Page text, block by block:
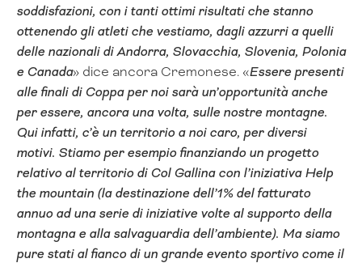
soddisfazioni, con i tanti ottimi risultati che stanno
ottenendo gli atleti che vestiamo, dagli azzurri a quelli
delle nazionali di Andorra, Slovacchia, Slovenia, Polonia
e Canada» dice ancora Cremonese. «Essere presenti
alle finali di Coppa per noi sarà un’opportunità anche
per essere, ancora una volta, sulle nostre montagne.
Qui infatti, c’è un territorio a noi caro, per diversi
motivi. Stiamo per esempio finanziando un progetto
relativo al territorio di Col Gallina con l’iniziativa Help
the mountain (la destinazione dell’1% del fatturato
annuo ad una serie di iniziative volte al supporto della
montagna e alla salvaguardia dell’ambiente). Ma siamo
pure stati al fianco di un grande evento sportivo come il